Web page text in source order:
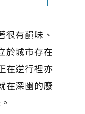
很有韻味、
於城市存在
在逆行裡亦
在深幽的廢